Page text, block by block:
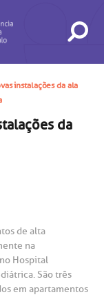
instalações da ala
da
de alta
na
Hospital
São três
em apartamentos